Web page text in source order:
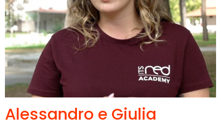
Alessandro e Giulia